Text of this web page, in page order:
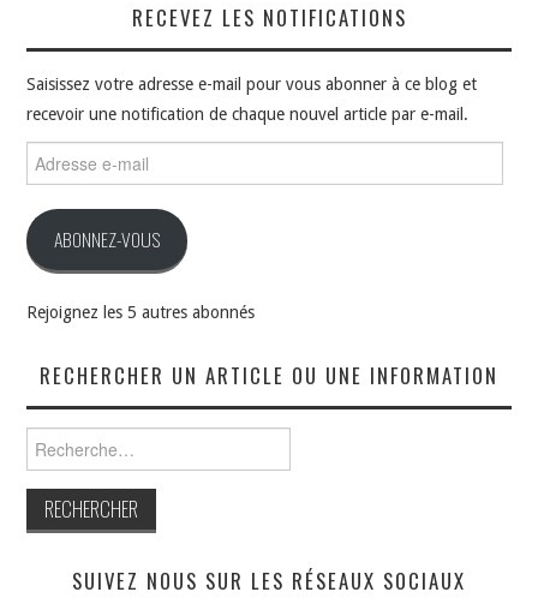
RECEVEZ LES NOTIFICATIONS
Saisissez votre adresse e-mail pour vous abonner à ce blog et
recevoir une notification de chaque nouvel article par e-mail.
e-
ABONNEZ-VOUS
Rejoignez les 5 autres abonnés
RECHERCHER UN ARTICLE OU UNE INFORMATION
SUIVEZ NOUS SUR LES RÉSEAUX SOCIAUX